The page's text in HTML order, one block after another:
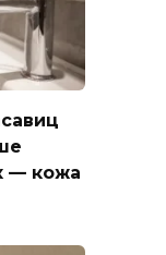
— кожа